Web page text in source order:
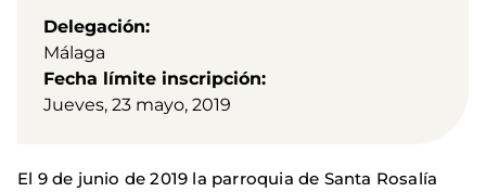
Delegación
Málaga
Fecha límite inscripción
Jueves, 23 mayo, 2019
El 9 de junio de 2019 la parroquia de Santa Rosalía